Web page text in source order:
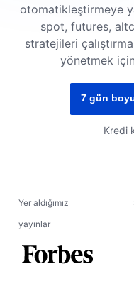
otomatikleştirmeye
spot, futures,
stratejileri
yönetmek
7 gün
Kredi
Yer aldığımız
yayınlar